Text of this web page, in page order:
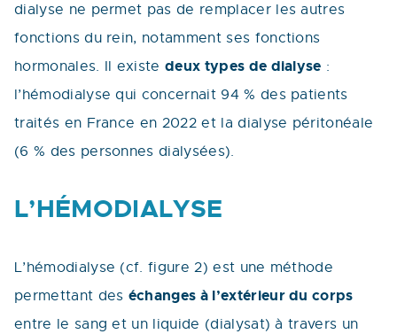
dialyse ne permet pas de remplacer les autres
fonctions du rein, notamment ses fonctions
hormonales. Il existedeux types de dialyse :
l’hémodialyse qui concernait 94 % des patients
traités en France en 2022 et la dialyse péritonéale
(6 % des personnes dialysées).
L’HÉMODIALYSE
L’hémodialyse (cf. figure 2) est une méthode
permettant des échanges à l’extérieur du corps
entre le sang et un liquide (dialysat) à travers un